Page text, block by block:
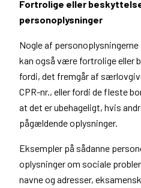
Fortrolige eller
personoplysninger
Nogle af
kan også være fortrolige eller
fordi, det fremgår af
CPR-nr., eller fordi de fleste
at det er ubehageligt, hvis
pågældende oplysninger.
Eksempler på sådanne
oplysninger om sociale
navne og adresser,